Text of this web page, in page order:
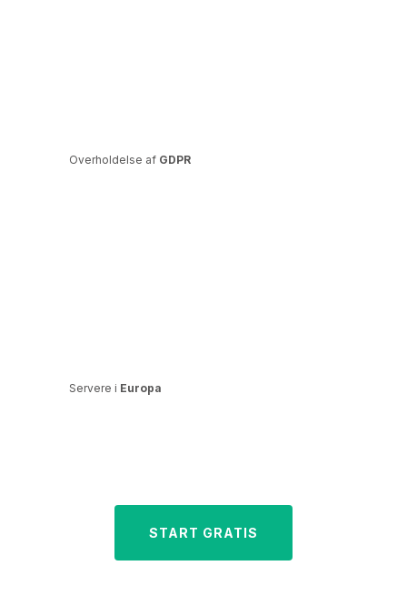
Overholdelse af GDPR
Servere i Europa
START GRATIS